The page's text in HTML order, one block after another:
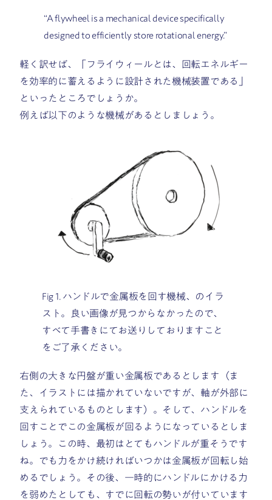
“A flywheel is a mechanical device specifically
designed to efficiently store rotational energy.”
軽く訳せば、「フライウィールとは、回転エネルギー
を効率的に蓄えるように設計された機械装置である」
といったところでしょうか。
例えば以下のような機械があるとしましょう。
Fig 1. ハンドルで金属板を回す機械、のイラ
スト。良い画像が見つからなかったので、
すべて手書きにてお送りしておりますこと
をご了承ください。
右側の大きな円盤が重い金属板であるとします（ま
た、イラストには描かれていないですが、軸が外部に
支えられているものとします）。そして、 ハンドルを
回すことでこの金属板が回るようになっているとしま
しょう。この時、最初はとてもハンドルが重そうです
ね。でも力をかけ続ければいつかは金属板が回転し始
めるでしょう。その後、一時的にハンドルにかける力
を弱めたとしても、すでに回転の勢いが付いています